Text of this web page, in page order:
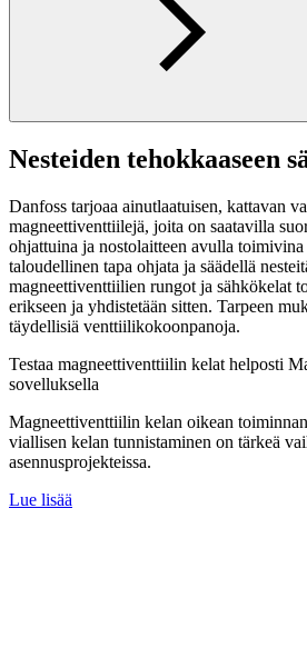
Nesteiden tehokkaaseen
Danfoss tarjoaa ainutlaatuisen, kattavan
magneettiventtiilejä, joita on saatavilla
ohjattuina ja nostolaitteen avulla
taloudellinen tapa ohjata ja säädellä
magneettiventtiilien rungot ja sähkökelat
erikseen ja yhdistetään sitten. Tarpeen
täydellisiä venttiilikokoonpanoja.
Testaa magneettiventtiilin kelat helposti
sovelluksella
Magneettiventtiilin kelan oikean
viallisen kelan tunnistaminen on tärkeä
asennusprojekteissa.
Lue lisää